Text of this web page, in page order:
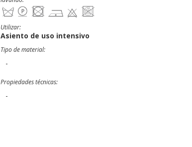
Utilizar:
Asiento de uso intensivo
Tipo de material:
-
Propiedades técnicas:
-